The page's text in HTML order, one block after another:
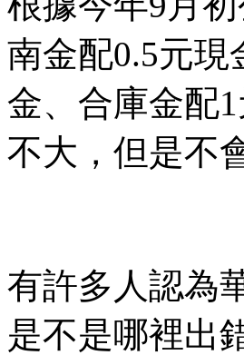
南金配0.5元現
金、合庫金配
不大，但是不
有許多人認為
是不是哪裡出